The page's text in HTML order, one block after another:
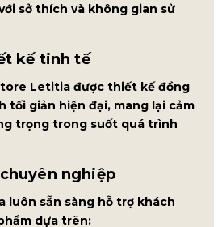
sở thích và không gian sử
kế tinh tế
Letitia được thiết kế đồng
tối giản hiện đại, mang lại cảm
trọng trong suốt quá trình
nghiệp
luôn sẵn sàng hỗ trợ khách
dựa trên: